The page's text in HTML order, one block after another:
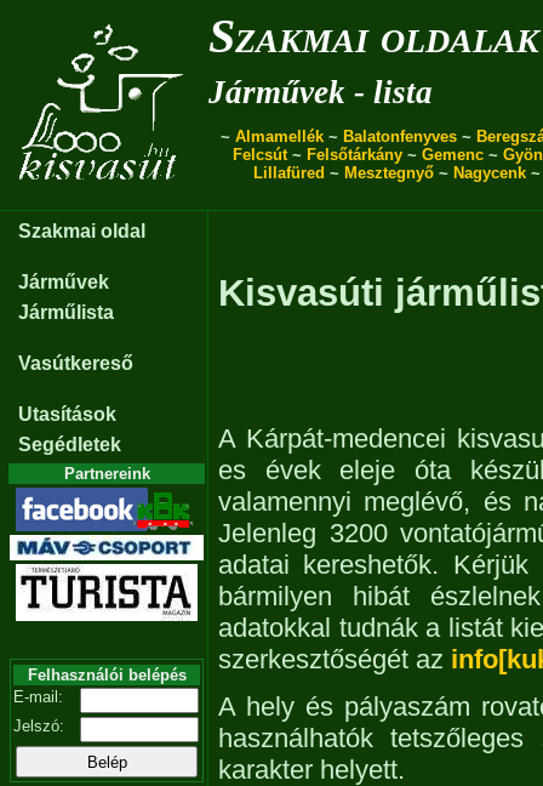
Szakmai oldalak
Járművek - lista
~ Almamellék ~ Balatonfenyves ~
Felcsút~ Felsőtárkány ~ Gemenc ~
Lillafüred ~ Mesztegnyő~ Nagycenk
Szakmai oldal
Járművek
Járműlista
Vasútkereső
Utasítások
Segédletek
Partnereink
Felhasználói belépés
E-mail:
Jelszó:
Kisvasúti
A Kárpát-medencei
es évek eleje óta
valamennyi meglévő, és
Jelenleg 3200
adatai kereshetők.
bármilyen hibát
adatokkal tudnák a listát
szerkesztőségét az
A hely és pályaszám
használhatók
karakter helyett.